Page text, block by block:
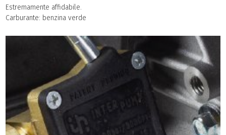
Estremamente affidabile.
Carburante: benzina verde